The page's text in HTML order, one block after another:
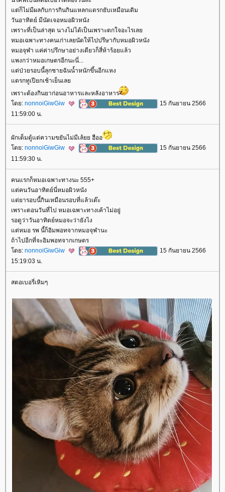
ต่ก็ไม่มีผลกับการกินกินแหลกแดรกยับเหมือนเดิม
วันอาทิตย์ มีนัดเจอหมอผิวหนัง
เพราะที่เป็นล่าสุด นางไม่ได้เป็นเพราะตกใจอะไรเล
หมอเฉพาะทางคนเก่าเลยนัดให้ไปปรึษากับหมอผิวหนัง
หมอจุฬา แค่ค่าปรึกษาอย่างเดียวก็สี่ห้าร้อยแล้ว
พงกว่าหมอเกษตรอีกนะนี่...
ต่ป่วยรอบนี้ลุกชายฉันน้ำหนักขึ้นอีกแหง
ดรกทูเปียกเช้าเย็นเล
เพราะต้องกินยาก่อนอาหารและหลังอาหาร
ดย: nonnoiGiwGiw
15 กันยายน 2566
11:59:00 น.
ผักเต็มตู้แต่ความขยันไม่มีเล้ยย ฮืออ
ดย: nonnoiGiwGiw
15 กันยายน 2566
11:59:30 น.
คนแรกก็หมอเฉพาะทางนะ 555+
ต่คนวันอาทิตย์นี่หมอผิวหนัง
ต่ยารอบนี้กินเหมือนรอบที่แล้วเด๊ะ
เพราะตอนวันที่ไป หมอเฉพาะทางเค้าไม่อยู่
รอดูว่าวันอาทิตย์หมอจะว่ายังไง
ต่หมอ รพ นี้ก็อิมพอทจากหมอจุฬานะ
ถ้าไปอีกที่จะอิมพอทจากเกษตร
ดย: nonnoiGiwGiw
15 กันยายน 2566
15:19:03 น.
สตอเบอรี่เหิมๆ